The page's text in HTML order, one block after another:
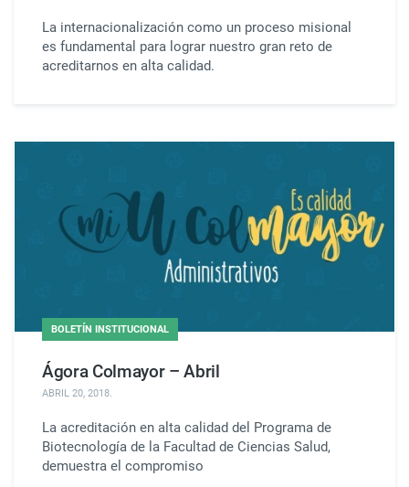
La internacionalización como un proceso misional
es fundamental para lograr nuestro gran reto de
acreditarnos en alta calidad.
BOLETÍN INSTITUCIONAL
Ágora Colmayor – Abril
ABRIL 20, 2018.
La acreditación en alta calidad del Programa de
Biotecnología de la Facultad de Ciencias Salud,
demuestra el compromiso